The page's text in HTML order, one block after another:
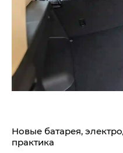
Новые батарея,
практика